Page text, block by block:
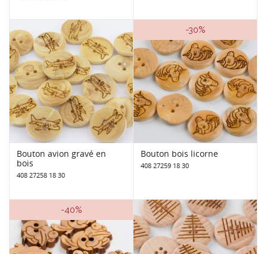
Bouton avion gravé en
bois
408 27258 18 30
-30%
Bouton bois licorne
408 27259 18 30
-40%